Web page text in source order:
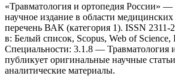
«Травматология и ортопедия России» —
научное издание в области
перечень ВАК (категория 1). ISSN 2311-
в: Белый список, Scopus, Web of
Специальности: 3.1.8 — Травматология
публикует оригинальные научные
аналитические материалы.